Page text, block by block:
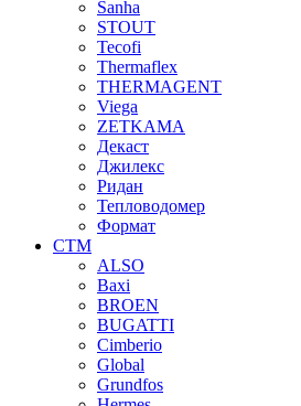
Sanha
STOUT
Tecofi
Thermaflex
THERMAGENT
Viega
ZETKAMA
Декаст
Джилекс
Ридан
Тепловодомер
Формат
СТМ
ALSO
Baxi
BROEN
BUGATTI
Cimberio
Global
Grundfos